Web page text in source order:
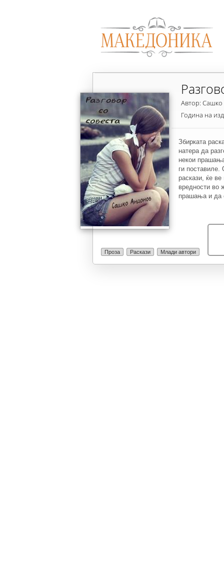
Проза Раскази Млади автори
Автор:
Година на
Збирката
натера да
некои
ги поставиле.
раскази, ќе ве
вредности во
прашања и да
нив. Оваа